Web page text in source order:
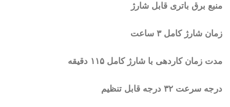
منبع برق باتری قابل شارژ
زمان شارژ کامل ۳ ساعت
مدت زمان کاردهی با شارژ کامل ۱۱۵ دقیقه
درجه سرعت ۳۲ درجه قابل تنظیم